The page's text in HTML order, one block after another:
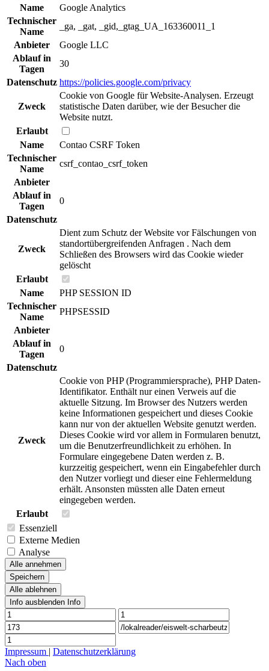
Name
Google Analytics
Technischer
Name
_ga, _gat, _gid,_gtag_UA_163360011_1
Anbieter
Google LLC
Ablauf in
Tagen
30
Datenschutz https://policies.google.com/privacy
Zweck
Cookie von Google für Website-Analysen. Erzeugt
statistische Daten darüber, wie der Besucher die
Website nutzt.
Erlaubt
Name
Contao CSRF Token
Technischer
Name
csrf_contao_csrf_token
Anbieter
Ablauf in
Tagen
0
Datenschutz
Zweck
Dient zum Schutz der Website vor Fälschungen von
standortübergreifenden Anfragen . Nach dem
Schließen des Browsers wird das Cookie wieder
gelöscht
Erlaubt
Name
PHP SESSION ID
Technischer
Name
PHPSESSID
Anbieter
Ablauf in
Tagen
0
Datenschutz
Zweck
Cookie von PHP (Programmiersprache), PHP Daten-
Identifikator. Enthält nur einen Verweis auf die
aktuelle Sitzung. Im Browser des Nutzers werden
keine Informationen gespeichert und dieses Cookie
kann nur von der aktuellen Website genutzt werden.
Dieses Cookie wird vor allem in Formularen benutzt,
um die Benutzerfreundlichkeit zu erhöhen. In
Formulare eingegebene Daten werden z. B.
kurzzeitig gespeichert, wenn ein Eingabefehler durch
den Nutzer vorliegt und dieser eine Fehlermeldung
erhält. Ansonsten müssten alle Daten erneut
eingegeben werden.
Erlaubt
Essenziell
Externe Medien
Analyse
Alle annehmen
Speichern
Alle ablehnen
Info ausblenden Info
Impressum | Datenschutzerklärung
Nach oben